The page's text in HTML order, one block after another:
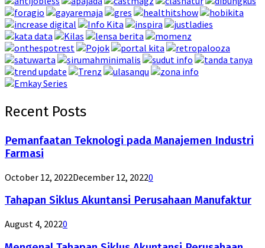
Recent Posts
Pemanfaatan Teknologi pada Manajemen Industri
Farmasi
October 12, 2022December 12, 20220
Tahapan Siklus Akuntansi Perusahaan Manufaktur
August 4, 20220